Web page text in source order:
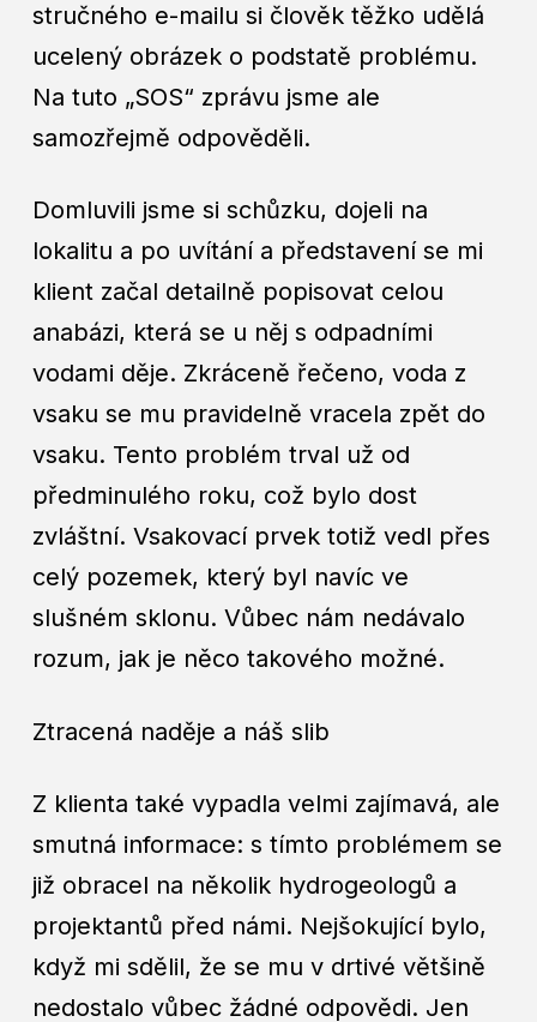
stručného e-mailu si člověk těžko udělá
ucelený obrázek o podstatě problému.
Na tuto „SOS“ zprávu jsme ale
samozřejmě odpověděli.
Domluvili jsme si schůzku, dojeli na
lokalitu a po uvítání a představení se mi
klient začal detailně popisovat celou
anabázi, která se u něj s odpadními
vodami děje. Zkráceně řečeno, voda z
vsaku se mu pravidelně vracela zpět do
vsaku. Tento problém trval už od
předminulého roku, což bylo dost
zvláštní. Vsakovací prvek totiž vedl přes
celý pozemek, který byl navíc ve
slušném sklonu. Vůbec nám nedávalo
rozum, jak je něco takového možné.
Ztracená naděje a náš slib
Z klienta také vypadla velmi zajímavá, ale
smutná informace: s tímto problémem se
již obracel na několik hydrogeologů a
projektantů před námi. Nejšokující bylo,
když mi sdělil, že se mu v drtivé většině
nedostalo vůbec žádné odpovědi. Jen